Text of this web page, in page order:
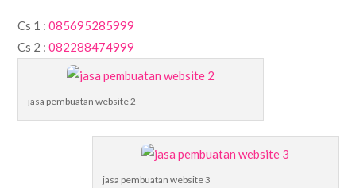
Cs 1 :085695285999
Cs 2 : 082288474999
jasa pembuatan website 2
jasa pembuatan website 3